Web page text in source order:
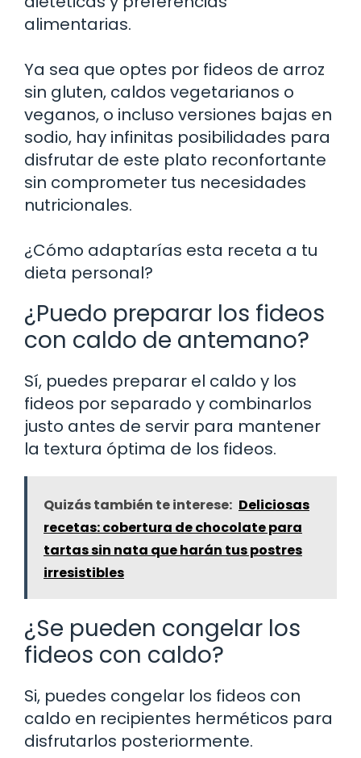
alimentarias.
Ya sea que optes por fideos de arroz
sin gluten, caldos vegetarianos o
veganos, o incluso versiones bajas en
sodio, hay infinitas posibilidades para
disfrutar de este plato reconfortante
sin comprometer tus necesidades
nutricionales.
¿Cómo adaptarías esta receta a tu
dieta personal?
¿Puedo preparar los fideos
con caldo de antemano?
Sí, puedes preparar el caldo y los
fideos por separado y combinarlos
justo antes de servir para mantener
la textura óptima de los fideos.
Quizás también te interese: Deliciosas
recetas: cobertura de chocolate para
tartas sin nata que harán tus postres
irresistibles
¿Se pueden congelar los
fideos con caldo?
Si, puedes congelar los fideos con
caldo en recipientes herméticos para
disfrutarlos posteriormente.